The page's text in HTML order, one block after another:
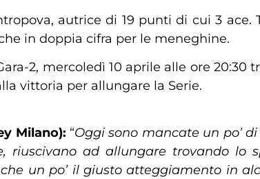
autrice di 19 punti di cui 3 ace.
in doppia cifra per le meneghine.
2, mercoledì 10 aprile alle ore
vittoria per allungare la Serie.
Milano): “Oggi sono mancate un po’
riuscivano ad allungare trovando
un po’ il giusto atteggiamento in